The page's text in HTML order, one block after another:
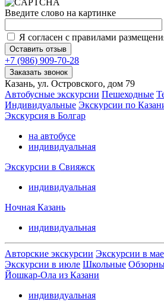
Введите слово на картинке
Я согласен с правилами
+7 (986) 909-70-28
Заказать звонок
Казань, ул. Островского, дом 79
Автобусные экскурсии Пешеходные
Индивидуальные Экскурсии по
Экскурсия в Болгар
на автобусе
индивидуальная
Экскурсии в Свияжск
индивидуальная
Ночная Казань
индивидуальная
Авторские экскурсии Экскурсии в мае
Экскурсии в июле Школьные
Йошкар-Ола из Казани
индивидуальная